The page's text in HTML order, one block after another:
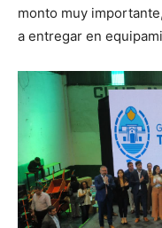
monto muy
a entregar en